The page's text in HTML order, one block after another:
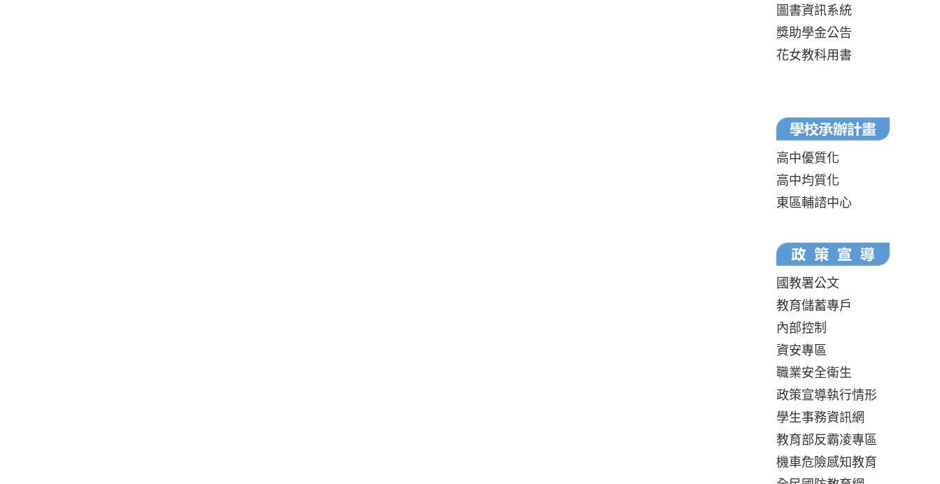
圖書資訊系統
獎助學金公告
花女教科用書
高中優質化
高中均質化
東區輔諮中心
國教署公文
教育儲蓄專戶
內部控制
資安專區
職業安全衛生
政策宣導執行情形
學生事務資訊網
教育部反霸凌專區
機車危險感知教育